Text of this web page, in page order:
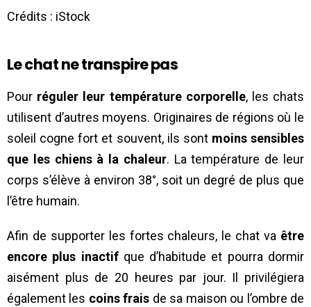
Crédits : iStock
Le chat ne transpire pas
Pour réguler leur température corporelle, les chats
utilisent d’autres moyens. Originaires de régions où le
soleil cogne fort et souvent, ils sont moins sensibles
que les chiens à la chaleur. La température de leur
corps s’élève à environ 38°, soit un degré de plus que
l’être humain.
Afin de supporter les fortes chaleurs, le chat va être
encore plus inactifque d’habitude et pourra dormir
aisément plus de 20 heures par jour. Il privilégiera
également les coins frais de sa maison ou l’ombre de